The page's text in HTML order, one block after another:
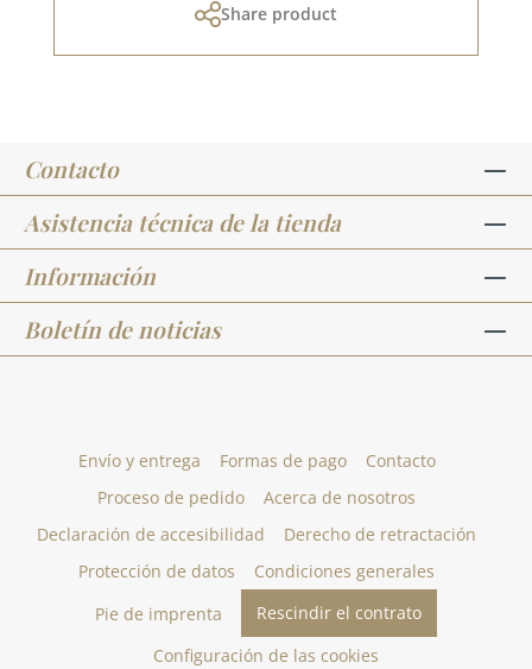
Share product
Contacto
Asistencia técnica de la tienda
Información
Boletín de noticias
Envío y entrega Formas de pago
Contacto
Proceso de pedido
Acerca de nosotros
Declaración de accesibilidad
Derecho de retractación
Protección de datos
Condiciones generales
Pie de imprenta
Rescindir el contrato
Configuración de las cookies